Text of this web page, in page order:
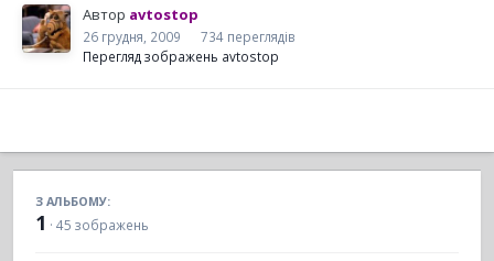
Автор avtostop
26 грудня, 2009
734 переглядів
Перегляд зображень avtostop
З АЛЬБОМУ:
1 · 45 зображень